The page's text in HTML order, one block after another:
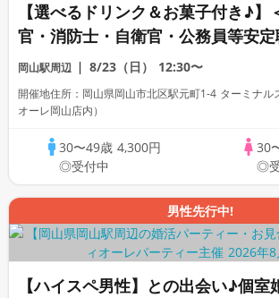
【選べるドリンク＆お菓子付き♪】
官・消防士・自衛官・公務員等安定
性集合編＞【個室】婚活パーティー
な出会い～
岡山駅周辺 8/23（日） 12:30〜
開催地住所：岡山県岡山市北区駅元町1-4 ターミナル
オーレ岡山店内）
30〜49歳 4,300円
◎受付中
30
◎
男性先行中!
【ハイスペ男性】との出会い♪個室